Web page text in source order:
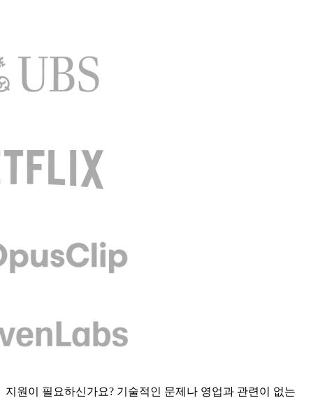
지원이 필요하신가요? 기술적인 문제나 영업과 관련이 없는